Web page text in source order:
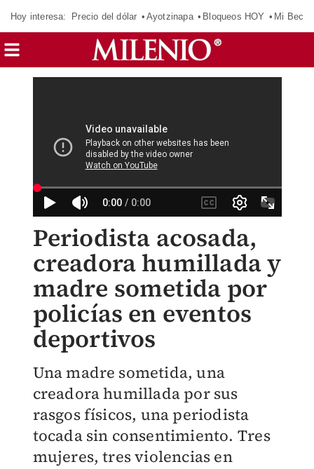
Hoy interesa: Precio del dólar Ayotzinapa Bloqueos HOY Mi Beca
Periodista acosada,
creadora humillada y
madre sometida por
policías en eventos
deportivos
Una madre sometida, una
creadora humillada por sus
rasgos físicos, una periodista
tocada sin consentimiento. Tres
mujeres, tres violencias en